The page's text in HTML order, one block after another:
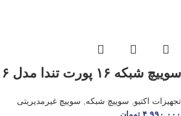
سوییچ شبکه ۱۶ پورت تندا مدل S۱۶
تجهیزات اکتیو سوییچ شبکه
سوییچ غیرمدیریتی